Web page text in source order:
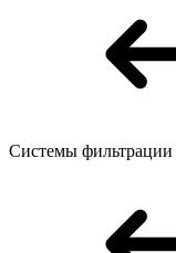
Системы фильтрации